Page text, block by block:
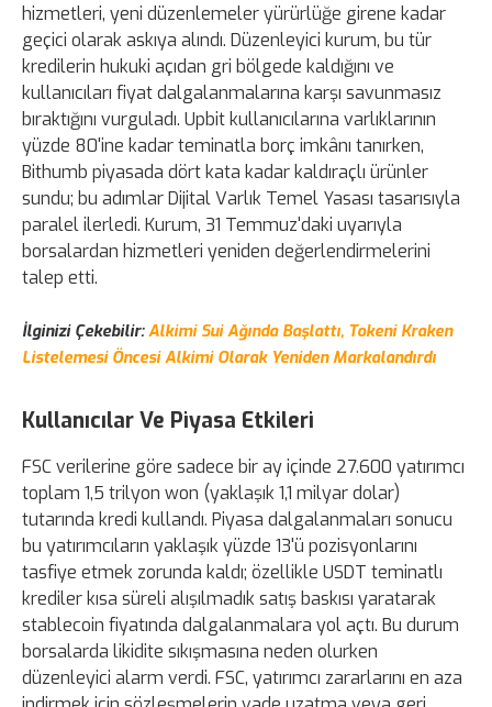
hizmetleri, yeni düzenlemeler yürürlüğe girene kadar
geçici olarak askıya alındı. Düzenleyici kurum, bu tür
kredilerin hukuki açıdan gri bölgede kaldığını ve
kullanıcıları fiyat dalgalanmalarına karşı savunmasız
bıraktığını vurguladı. Upbit kullanıcılarına varlıklarının
yüzde 80'ine kadar teminatla borç imkânı tanırken,
Bithumb piyasada dört kata kadar kaldıraçlı ürünler
sundu; bu adımlar Dijital Varlık Temel Yasası tasarısıyla
paralel ilerledi. Kurum, 31 Temmuz'daki uyarıyla
borsalardan hizmetleri yeniden değerlendirmelerini
talep etti.
İlginizi Çekebilir:Alkimi Sui Ağında Başlattı, Tokeni Kraken
Listelemesi Öncesi Alkimi Olarak Yeniden Markalandırdı
Kullanıcılar Ve Piyasa Etkileri
FSC verilerine göre sadece bir ay içinde 27.600 yatırımcı
toplam 1,5 trilyon won (yaklaşık 1,1 milyar dolar)
tutarında kredi kullandı. Piyasa dalgalanmaları sonucu
bu yatırımcıların yaklaşık yüzde 13'ü pozisyonlarını
tasfiye etmek zorunda kaldı; özellikle USDT teminatlı
krediler kısa süreli alışılmadık satış baskısı yaratarak
stablecoin fiyatında dalgalanmalara yol açtı. Bu durum
borsalarda likidite sıkışmasına neden olurken
düzenleyici alarm verdi. FSC, yatırımcı zararlarını en aza